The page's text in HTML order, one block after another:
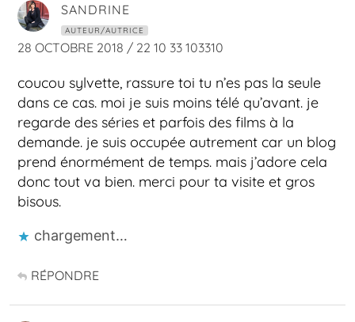
SANDRINE
AUTEUR/AUTRICE
28 OCTOBRE 2018 / 22 10 33 103310
coucou sylvette, rassure toi tu n’es pas la seule
dans ce cas. moi je suis moins télé qu’avant. je
regarde des séries et parfois des films à la
demande. je suis occupée autrement car un blog
prend énormément de temps. mais j’adore cela
donc tout va bien. merci pour ta visite et gros
bisous.
chargement…
RÉPONDRE